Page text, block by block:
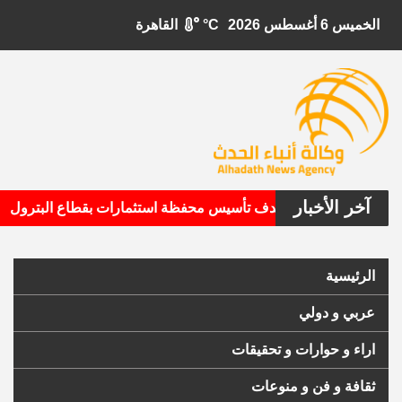
الخميس 6 أغسطس 2026 °C
آخر الأخبار
الأمريكية تستهدف تأسيس محفظة استثمارات بقطاع البترول
الرئيسية
عربي و دولي
اراء و حوارات و تحقيقات
ثقافة و فن و منوعات